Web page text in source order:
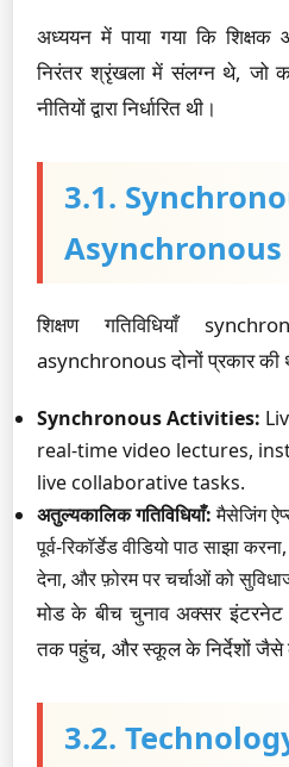
अध्ययन में पाया गया कि शिक्षक
निरंतर श्रृंखला में संलग्न थे, जो
नीतियों द्वारा निर्धारित थी।
3.1.
शिक्षण गतिविधियाँ
asynchronous दोनों प्रकार की
Synchronous Activities:
real-time video lectures,
live collaborative tasks.
अतुल्यकालिक गतिविधियाँ:मैसेजिंग
पूर्व-रिकॉर्डेड वीडियो पाठ साझा
देना, और फ़ोरम पर चर्चाओं को
मोड के बीच चुनाव अक्सर इंटरनेट
तक पहुंच, और स्कूल के निर्देशों जैसे
3.2.